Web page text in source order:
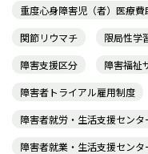
重度心身障害児（者）医療費
関節リウマチ
限局性学
障害支援区分
障害福祉
障害者トライアル雇用制度
障害者就労・生活支援センタ
障害者就業・生活支援センタ